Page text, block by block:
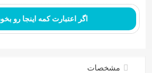
جهان
عدد
اگر اعتبارت کمه اینجا رو
مشخصات